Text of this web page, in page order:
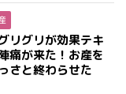
リグリが効果テキ
痛が来た！お産を
さと終わらせた